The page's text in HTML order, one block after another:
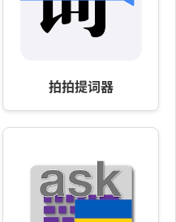
拍拍提词器